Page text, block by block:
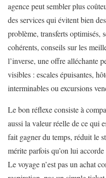
agence peut sembler plus
des services qui évitent bien
problème, transferts optimisés,
cohérents, conseils sur les
l’inverse, une offre alléchante
visibles : escales épuisantes,
interminables ou excursions
Le bon réflexe consiste à
aussi la valeur réelle de ce qui
fait gagner du temps, réduit le
mérite parfois qu’on lui
Le voyage n’est pas un achat